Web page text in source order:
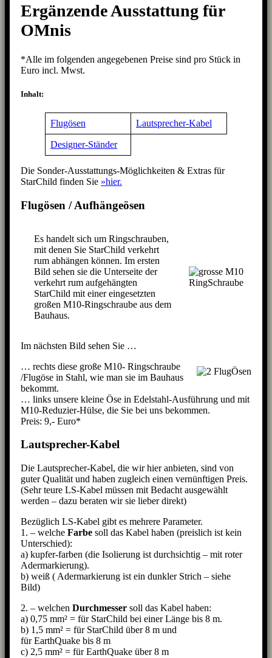
Ergänzende Ausstattung für
OMnis
*Alle im folgenden angegebenen Preise sind pro Stück in
Euro incl. Mwst.
Inhalt:
Flugösen Lautsprecher-Kabel
Designer-Ständer
Die Sonder-Ausstattungs-Möglichkeiten & Extras für
StarChild finden Sie »hier.
Flugösen / Aufhängeösen
Es handelt sich um Ringschrauben,
mit denen Sie StarChild verkehrt
rum abhängen können. Im ersten
Bild sehen sie die Unterseite der
verkehrt rum aufgehängten
StarChild mit einer eingesetzten
großen M10-Ringschraube aus dem
Bauhaus.
Im nächsten Bild sehen Sie …
… rechts diese große M10- Ringschraube
/Flugöse in Stahl, wie man sie im Bauhaus
bekommt.
… links unsere kleine Öse in Edelstahl-Ausführung und mit
M10-Reduzier-Hülse, die Sie bei uns bekommen.
Preis: 9,- Euro*
Lautsprecher-Kabel
Die Lautsprecher-Kabel, die wir hier anbieten, sind von
guter Qualität und haben zugleich einen vernünftigen Preis.
(Sehr teure LS-Kabel müssen mit Bedacht ausgewählt
werden – dazu beraten wir sie lieber direkt)
Bezüglich LS-Kabel gibt es mehrere Parameter.
1. – welche Farbe soll das Kabel haben (preislich ist kein
Unterschied):
a) kupfer-farben (die Isolierung ist durchsichtig – mit roter
Adermarkierung).
b) weiß ( Adermarkierung ist ein dunkler Strich – siehe
Bild)
2. – welchen Durchmesser soll das Kabel haben:
a) 0,75 mm² = für StarChild bei einer Länge bis 8 m.
b) 1,5 mm² = für StarChild über 8 m und
für EarthQuake bis 8 m
c) 2,5 mm² = für EarthQuake über 8 m